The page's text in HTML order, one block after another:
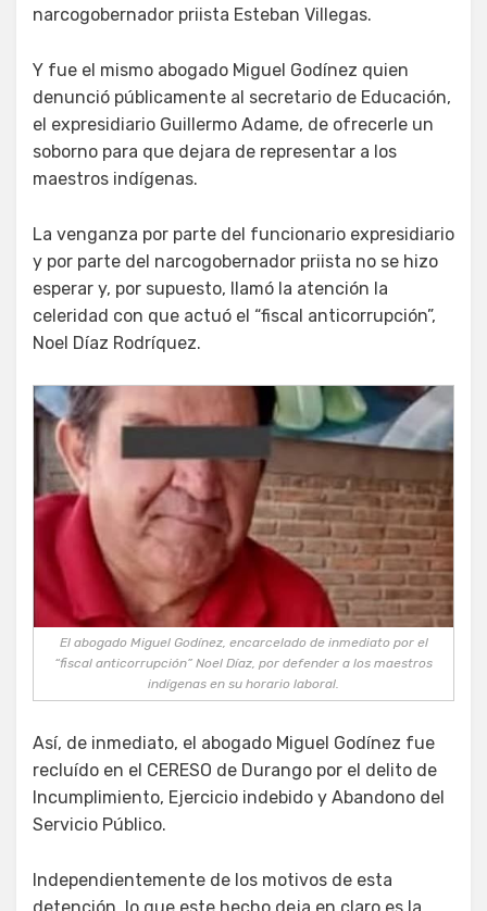
narcogobernador priista Esteban Villegas.
Y fue el mismo abogado Miguel Godínez quien
denunció públicamente al secretario de Educación,
el expresidiario Guillermo Adame, de ofrecerle un
soborno para que dejara de representar a los
maestros indígenas.
La venganza por parte del funcionario expresidiario
y por parte del narcogobernador priista no se hizo
esperar y, por supuesto, llamó la atención la
celeridad con que actuó el “fiscal anticorrupción”,
Noel Díaz Rodríquez.
El abogado Miguel Godínez, encarcelado de inmediato por el
“fiscal anticorrupción” Noel Díaz, por defender a los maestros
indígenas en su horario laboral.
Así, de inmediato, el abogado Miguel Godínez fue
recluído en el CERESO de Durango por el delito de
Incumplimiento, Ejercicio indebido y Abandono del
Servicio Público.
Independientemente de los motivos de esta